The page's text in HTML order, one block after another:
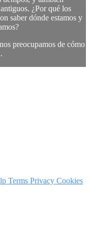
¿Por qué los
saber dónde estamos y
preocupamos de cómo
Terms Privacy Cookies